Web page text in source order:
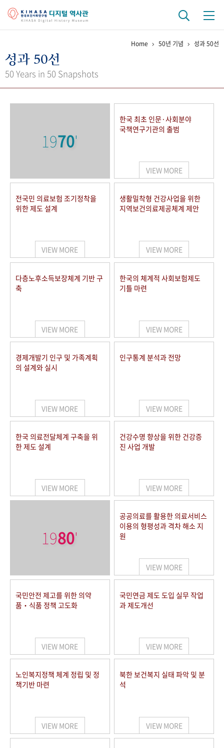
걸어온 길 기관 변천사
키워드로 보는 연구 역사
연구자들
사진 아카이브 문서 기록물 행정박물 영상 기록물
50+1 주년 기념
세계와 함께 한 KIHASA
VR 역사관
Home 50년 기념 성과 50선
성과 50선
50 Years in 50 Snapshots
1970'
한국 최초 인문·사회분야
국책연구기관의 출범
VIEW MORE
전국민 의료보험 조기정착을
위한 제도 설계
VIEW MORE
생활밀착형 건강사업을 위한
지역보건의료제공체계 제안
VIEW MORE
다층노후소득보장체계 기반 구
축
VIEW MORE
한국의 체계적 사회보험제도
기틀 마련
VIEW MORE
경제개발기 인구 및 가족계획
의 설계와 실시
VIEW MORE
인구통계 분석과 전망
VIEW MORE
한국 의료전달체계 구축을 위
한 제도 설계
VIEW MORE
건강수명 향상을 위한 건강증
진 사업 개발
VIEW MORE
1980'
공공의료를 활용한 의료서비스
이용의 형평성과 격차 해소 지
원
VIEW MORE
국민안전 제고를 위한 의약
품‧식품 정책 고도화
VIEW MORE
국민연금 제도 도입 실무 작업
과 제도개선
VIEW MORE
노인복지정책 체계 정립 및 정
책기반 마련
VIEW MORE
북한 보건복지 실태 파악 및 분
석
VIEW MORE